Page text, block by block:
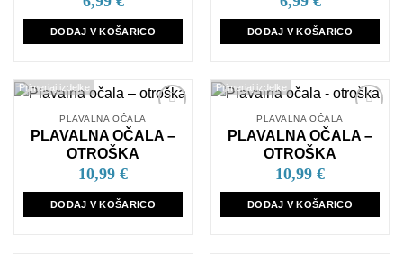
DODAJ V KOŠARICO DODAJ V KOŠARICO
na
PLAVALNA OČALA
PLAVALNA OČALA –
OTROŠKA
10,99 €
DODAJ V KOŠARICO
Primerjaj izdelke
na
PLAVALNA OČALA
PLAVALNA OČALA –
OTROŠKA
10,99 €
DODAJ V KOŠARICO
Primerjaj izdelke